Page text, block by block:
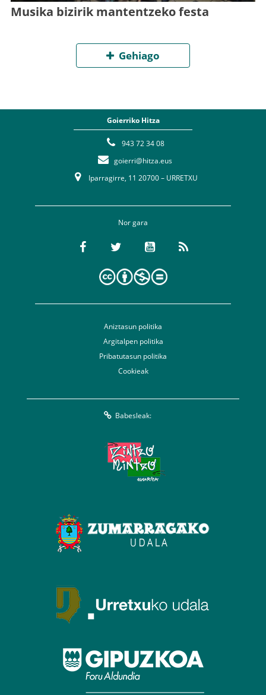
Musika bizirik mantentzeko festa
Gehiago
Goierriko Hitza
943 72 34 08
goierri@hitza.eus
Iparragirre, 11 20700 – URRETXU
Nor gara
Aniztasun politika
Argitalpen politika
Pribatutasun politika
Cookieak
Babesleak: